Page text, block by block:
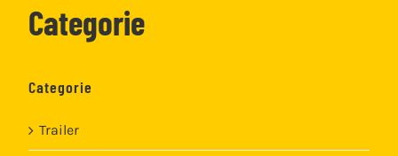
Categorie
Categorie
Trailer